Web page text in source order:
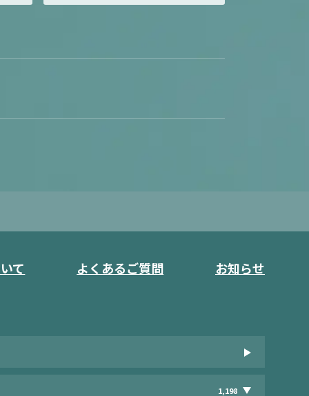
て よくあるご質問 お知らせ
1,198